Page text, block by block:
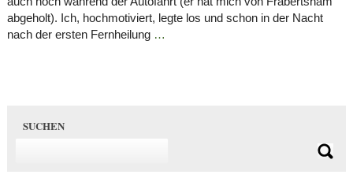
abgeholt). Ich, hochmotiviert, legte los und schon in der Nacht
nach der ersten Fernheilung …
SUCHEN